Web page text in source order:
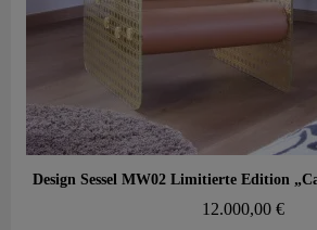
Aperçu rapide
12.000,00 €